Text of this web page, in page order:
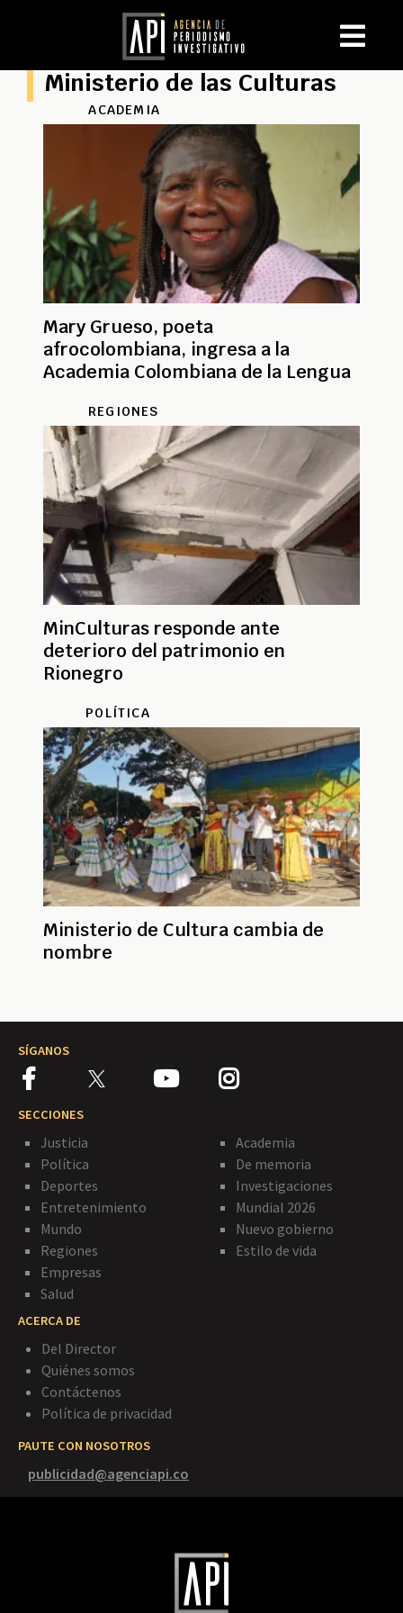
Ministerio de las Culturas
ACADEMIA
Mary Grueso, poeta
afrocolombiana, ingresa a la
Academia Colombiana de la Lengua
REGIONES
MinCulturas responde ante
deterioro del patrimonio en
Rionegro
POLÍTICA
Ministerio de Cultura cambia de
nombre
SÍGANOS
SECCIONES
Justicia
Política
Deportes
Entretenimiento
Mundo
Regiones
Empresas
Salud
Academia
De memoria
Investigaciones
Mundial 2026
Nuevo gobierno
Estilo de vida
ACERCA DE
Del Director
Quiénes somos
Contáctenos
Política de privacidad
PAUTE CON NOSOTROS
publicidad@agenciapi.co